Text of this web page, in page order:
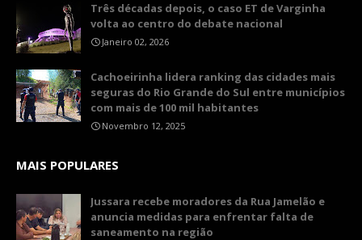
Três décadas depois, o caso ET de Varginha
volta ao centro do debate nacional
Janeiro 02, 2026
Cachoeirinha lidera ranking das cidades mais
seguras do Rio Grande do Sul entre municípios
com mais de 100 mil habitantes
Novembro 12, 2025
MAIS POPULARES
Jussara recebe moradores da Rua Jamelão e
anuncia medidas para enfrentar falta de
saneamento na região